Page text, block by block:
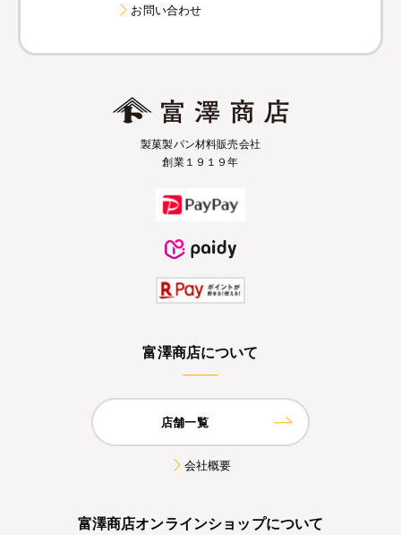
お問い合わせ
製菓製パン材料販売会社
創業１９１９年
富澤商店について
店舗一覧
会社概要
富澤商店オンラインショップについて